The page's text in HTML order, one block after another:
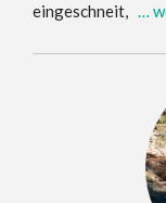
eingeschneit, …